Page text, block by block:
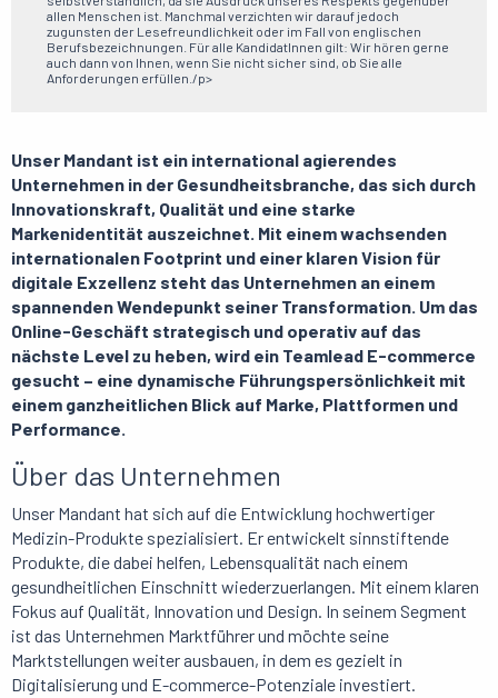
allen Menschen ist. Manchmal verzichten wir darauf jedoch
zugunsten der Lesefreundlichkeit oder im Fall von englischen
Berufsbezeichnungen. Für alle KandidatInnen gilt: Wir hören gerne
auch dann von Ihnen, wenn Sie nicht sicher sind, ob Sie alle
Anforderungen erfüllen./p>
Unser Mandant ist ein international agierendes
Unternehmen in der Gesundheitsbranche, das sich durch
Innovationskraft, Qualität und eine starke
Markenidentität auszeichnet. Mit einem wachsenden
internationalen Footprint und einer klaren Vision für
digitale Exzellenz steht das Unternehmen an einem
spannenden Wendepunkt seiner Transformation. Um das
Online-Geschäft strategisch und operativ auf das
nächste Level zu heben, wird ein Teamlead E-commerce
gesucht – eine dynamische Führungspersönlichkeit mit
einem ganzheitlichen Blick auf Marke, Plattformen und
Performance.
Über das Unternehmen
Unser Mandant hat sich auf die Entwicklung hochwertiger
Medizin-Produkte spezialisiert. Er entwickelt sinnstiftende
Produkte, die dabei helfen, Lebensqualität nach einem
gesundheitlichen Einschnitt wiederzuerlangen. Mit einem klaren
Fokus auf Qualität, Innovation und Design. In seinem Segment
ist das Unternehmen Marktführer und möchte seine
Marktstellungen weiter ausbauen, in dem es gezielt in
Digitalisierung und E-commerce-Potenziale investiert.